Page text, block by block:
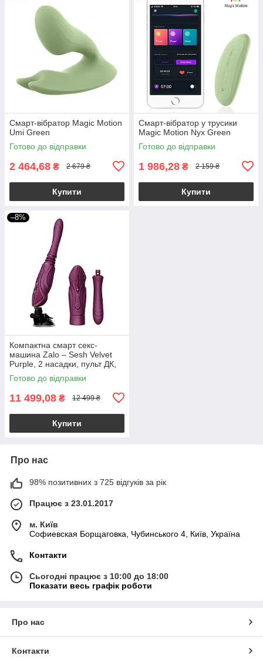
Смарт-вібратор Magic Motion
Umi Green
Готово до відправки
2 464,68 ₴ 2 679 ₴
Купити
Смарт-вібратор у трусики
Magic Motion Nyx Green
Готово до відправки
1 986,28 ₴ 2 159 ₴
Купити
–8%
Компактна смарт секс-
машина Zalo – Sesh Velvet
Purple, 2 насадки, пульт ДК,
кристал Swarovski
Готово до відправки
11 499,08 ₴ 12 499 ₴
Купити
Про нас
98% позитивних з 725 відгуків за рік
Працює з 23.01.2017
м. Київ
Софиевская Борщаговка, Чубинського 4, Київ, Україна
Контакти
Сьогодні працює з 10:00 до 18:00
Показати весь графік роботи
Про нас
Контакти